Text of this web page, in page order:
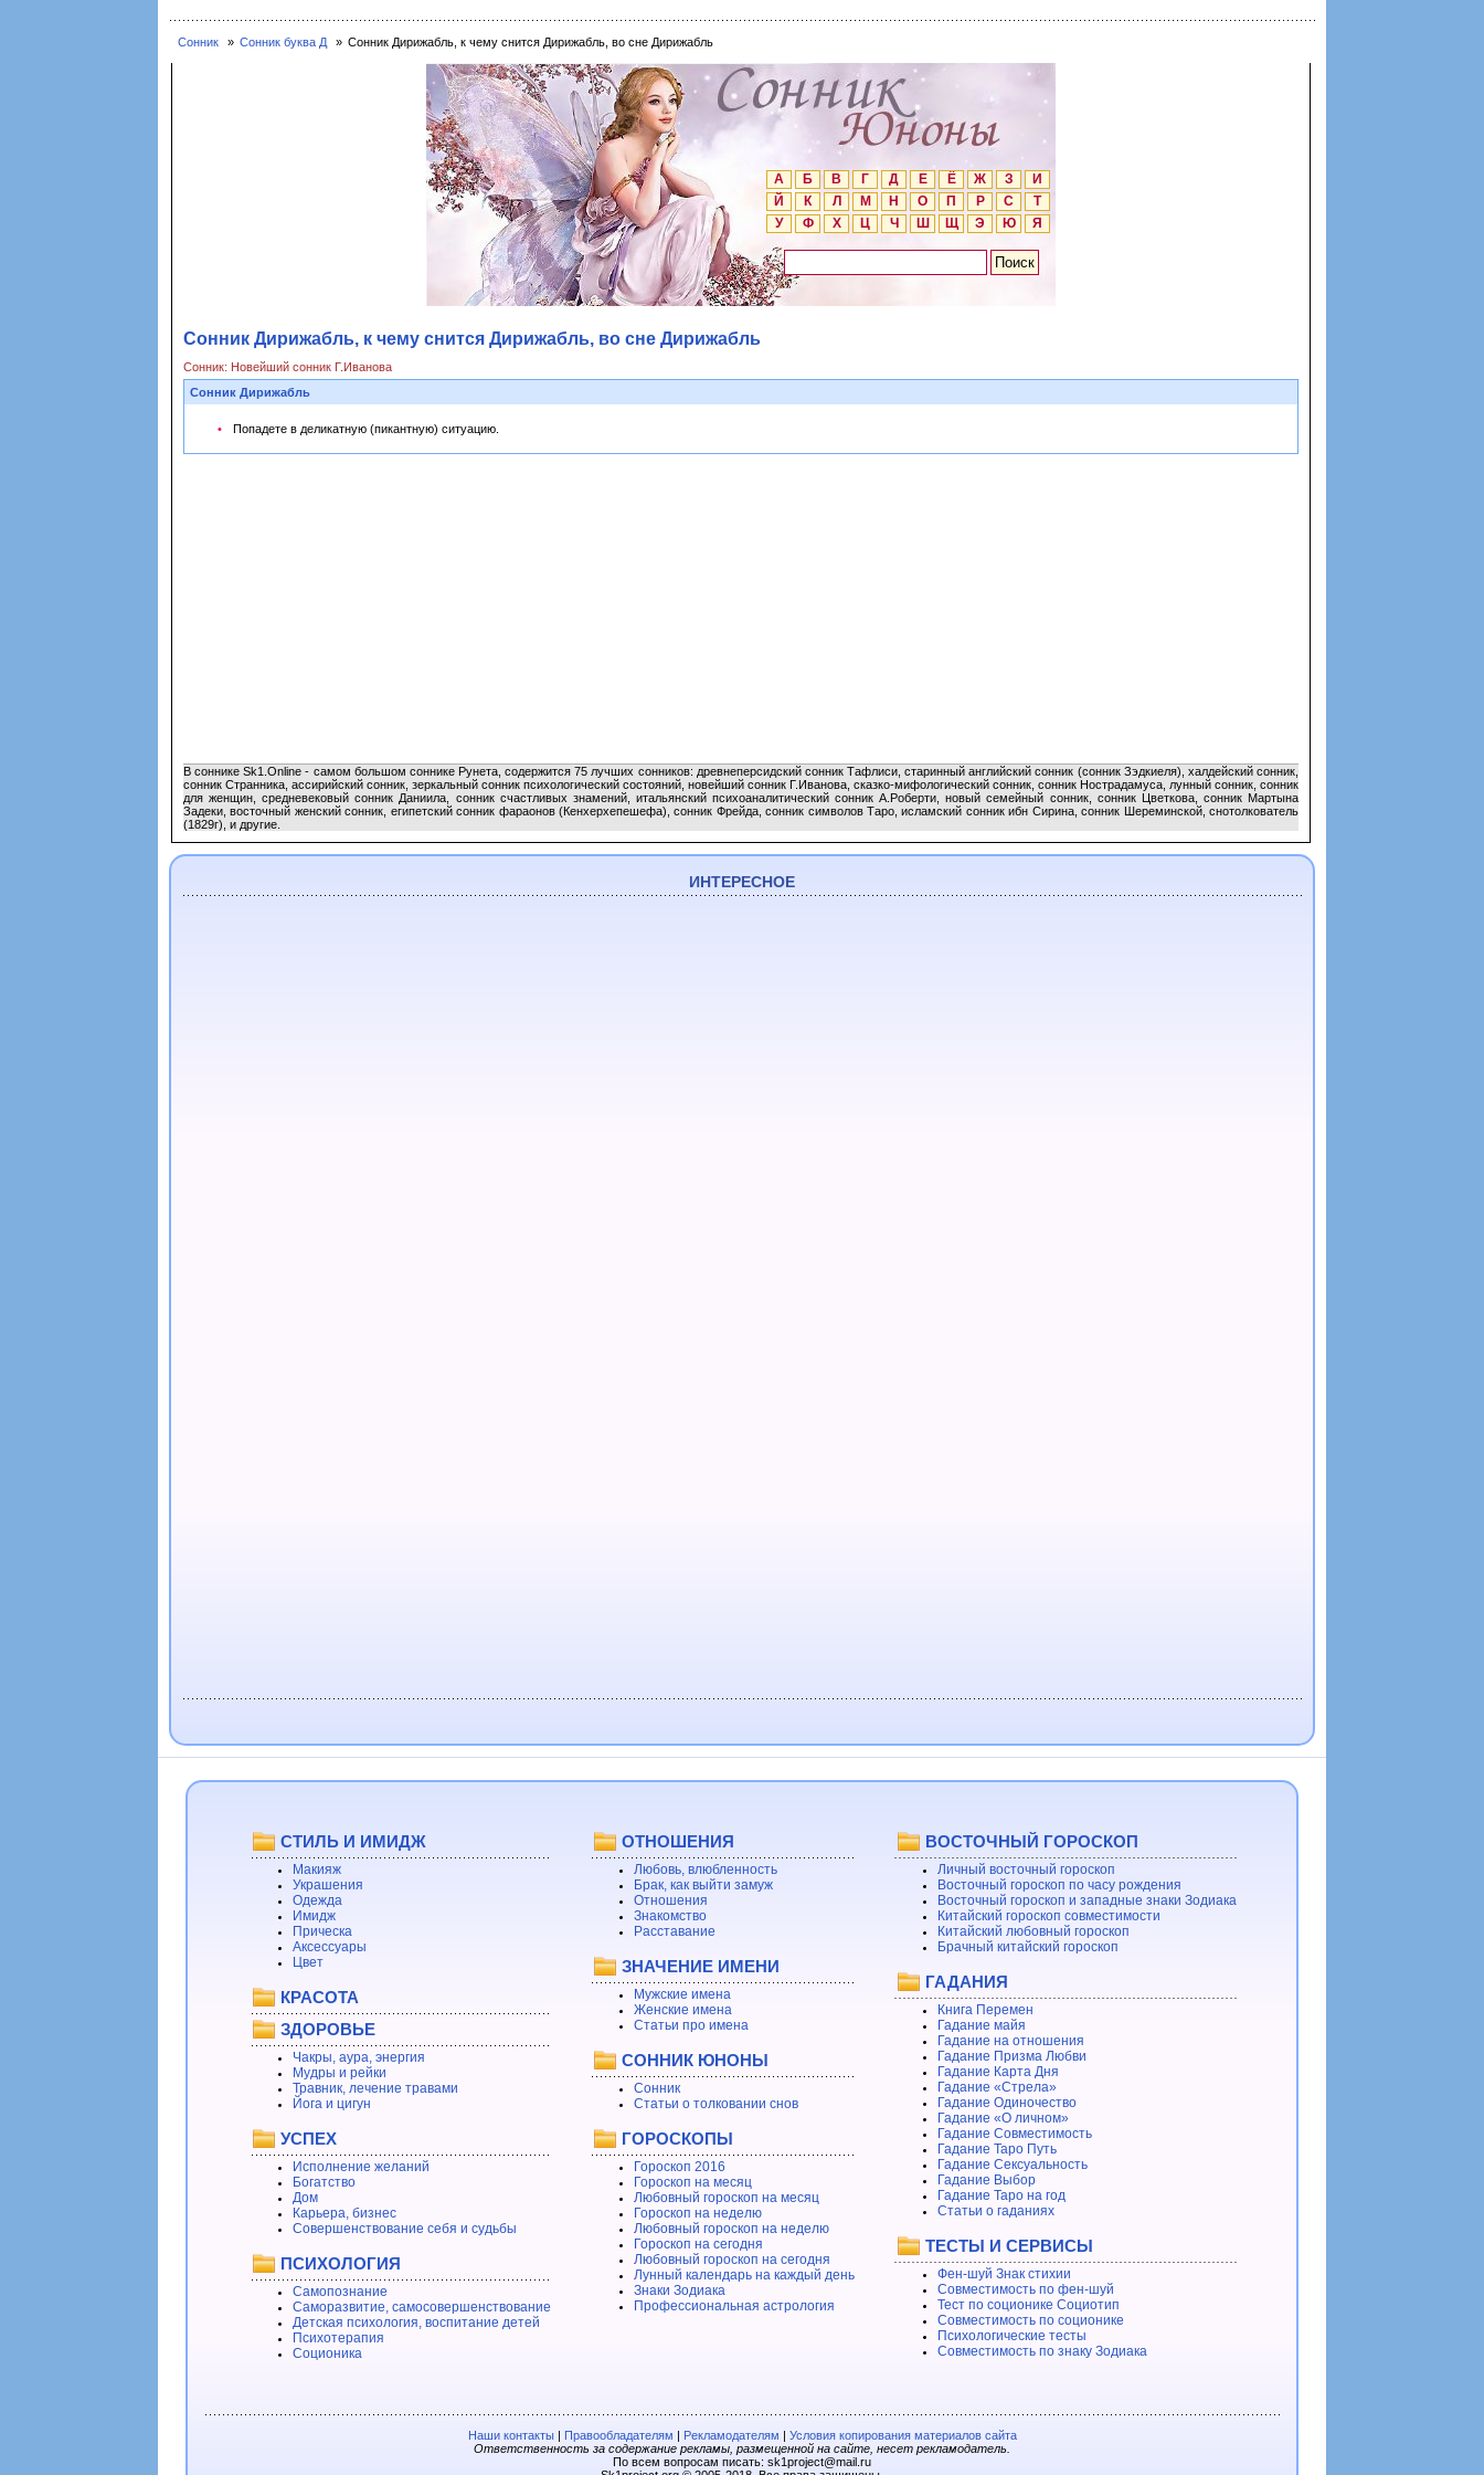
Сонник Сонник буква Д Сонник Дирижабль, к чему снится Дирижабль, во сне Дирижабль
А Б В Г Д Е Ё Ж З
И
Й
К Л М Н О П Р С
Т
У
Ф Х Ц Ч Ш Щ Э Ю Я
Сонник Дирижабль, к чему снится Дирижабль, во сне Дирижабль
Сонник: Новейший сонник Г.Иванова
Сонник Дирижабль
Попадете в деликатную (пикантную) ситуацию.
В соннике Sk1.Online - самом большом соннике Рунета, содержится 75 лучших сонников: древнеперсидский сонник Тафлиси, старинный английский сонник (сонник Зэдкиеля), халдейский сонник,
сонник Странника, ассирийский сонник, зеркальный сонник психологический состояний, новейший сонник Г.Иванова, сказко-мифологический сонник, сонник Нострадамуса, лунный сонник, сонник
для женщин, средневековый сонник Даниила, сонник счастливых знамений, итальянский психоаналитический сонник А.Роберти, новый семейный сонник, сонник Цветкова, сонник Мартына
Задеки, восточный женский сонник, египетский сонник фараонов (Кенхерхепешефа), сонник Фрейда, сонник символов Таро, исламский сонник ибн Сирина, сонник Шереминской, снотолкователь
(1829г), и другие.
ИНТЕРЕСНОЕ
СТИЛЬ И ИМИДЖ
Макияж
Украшения
Одежда
Имидж
Прическа
Аксессуары
Цвет
КРАСОТА
ЗДОРОВЬЕ
Чакры, аура, энергия
Мудры и рейки
Травник, лечение травами
Йога и цигун
УСПЕХ
Исполнение желаний
Богатство
Дом
Карьера, бизнес
Совершенствование себя и судьбы
ПСИХОЛОГИЯ
Самопознание
Саморазвитие, самосовершенствование
Детская психология, воспитание детей
Психотерапия
Соционика
ОТНОШЕНИЯ
Любовь, влюбленность
Брак, как выйти замуж
Отношения
Знакомство
Расставание
ЗНАЧЕНИЕ ИМЕНИ
Мужские имена
Женские имена
Статьи про имена
СОННИК ЮНОНЫ
Сонник
Статьи о толковании снов
ГОРОСКОПЫ
Гороскоп 2016
Гороскоп на месяц
Любовный гороскоп на месяц
Гороскоп на неделю
Любовный гороскоп на неделю
Гороскоп на сегодня
Любовный гороскоп на сегодня
Лунный календарь на каждый день
Знаки Зодиака
Профессиональная астрология
ВОСТОЧНЫЙ ГОРОСКОП
Личный восточный гороскоп
Восточный гороскоп по часу рождения
Восточный гороскоп и западные знаки Зодиака
Китайский гороскоп совместимости
Китайский любовный гороскоп
Брачный китайский гороскоп
ГАДАНИЯ
Книга Перемен
Гадание майя
Гадание на отношения
Гадание Призма Любви
Гадание Карта Дня
Гадание «Стрела»
Гадание Одиночество
Гадание «О личном»
Гадание Совместимость
Гадание Таро Путь
Гадание Сексуальность
Гадание Выбор
Гадание Таро на год
Статьи о гаданиях
ТЕСТЫ И СЕРВИСЫ
Фен-шуй Знак стихии
Совместимость по фен-шуй
Тест по соционике Социотип
Совместимость по соционике
Психологические тесты
Совместимость по знаку Зодиака
Наши контакты| Правообладателям | Рекламодателям | Условия копирования материалов сайта
Ответственность за содержание рекламы, размещенной на сайте, несет рекламодатель.
По всем вопросам писать: sk1project@mail.ru